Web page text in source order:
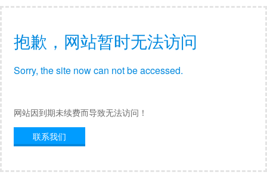
抱歉，网站暂时无法访问
Sorry, the site now can not be accessed.
网站因到期未续费而导致无法访问！
联系我们